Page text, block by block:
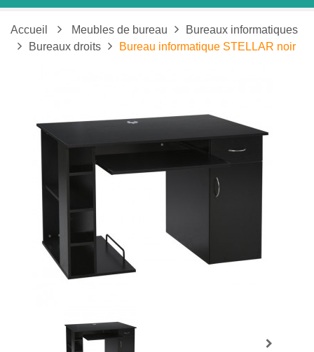
Accueil Meubles de bureau
Bureaux informatiques
Bureaux droits
Bureau informatique STELLAR noir